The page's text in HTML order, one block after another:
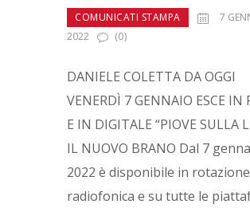
COMUNICATI STAMPA
7
2022
(0)
DANIELE COLETTA DA OGGI
VENERDÌ 7 GENNAIO ESCE IN
E IN DIGITALE “PIOVE SULLA
IL NUOVO BRANO Dal 7
2022 è disponibile in rotazione
radiofonica e su tutte le